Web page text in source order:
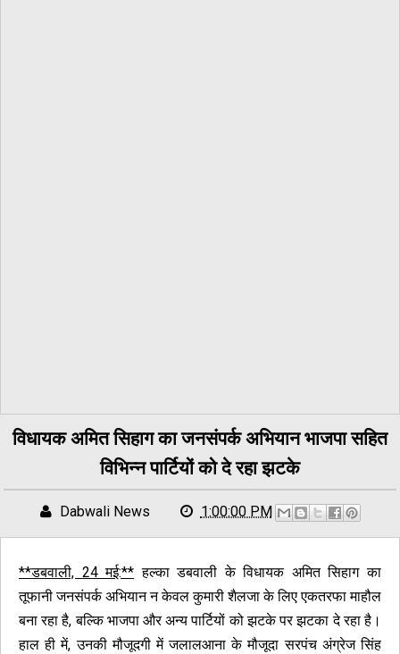
विधायक अमित सिहाग का जनसंपर्क अभियान भाजपा सहित
विभिन्न पार्टियों को दे रहा झटके
Dabwali News 1:00:00 PM
**डबवाली, 24 मई:** हल्का डबवाली के विधायक अमित सिहाग का
तूफानी जनसंपर्क अभियान न केवल कुमारी शैलजा के लिए एकतरफा माहौल
बना रहा है, बल्कि भाजपा और अन्य पार्टियों को झटके पर झटका दे रहा है।
हाल ही में, उनकी मौजूदगी में जलालआना के मौजूदा सरपंच अंग्रेज सिंह